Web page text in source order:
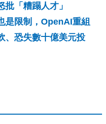
「糟蹋人才」
是限制，OpenAI重組
、恐失數十億美元投